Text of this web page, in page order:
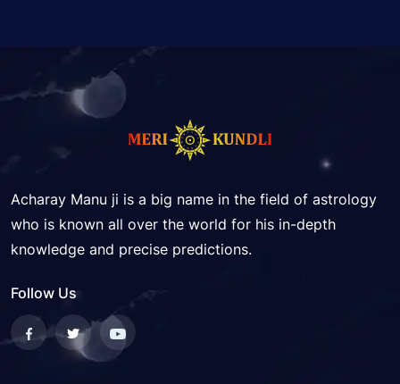
Acharay Manu ji is a big name in the field of astrology
who is known all over the world for his in-depth
knowledge and precise predictions.
Follow Us